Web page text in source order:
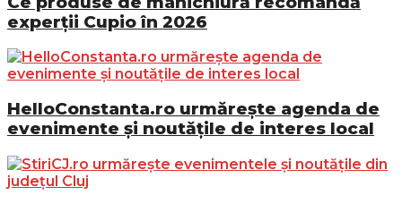
experții Cupio în 2026
HelloConstanta.ro urmărește agenda de
evenimente și noutățile de interes local